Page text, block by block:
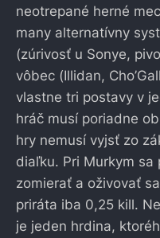
neotrepané herné
many alternatívny
(zúrivosť u Sonye,
vôbec (Illidan,
vlastne tri postavy v
hráč musí poriadne
hry nemusí vyjsť zo
diaľku. Pri Murkym
zomierať a oživovať
priráta iba 0,25 kill.
je jeden hrdina,